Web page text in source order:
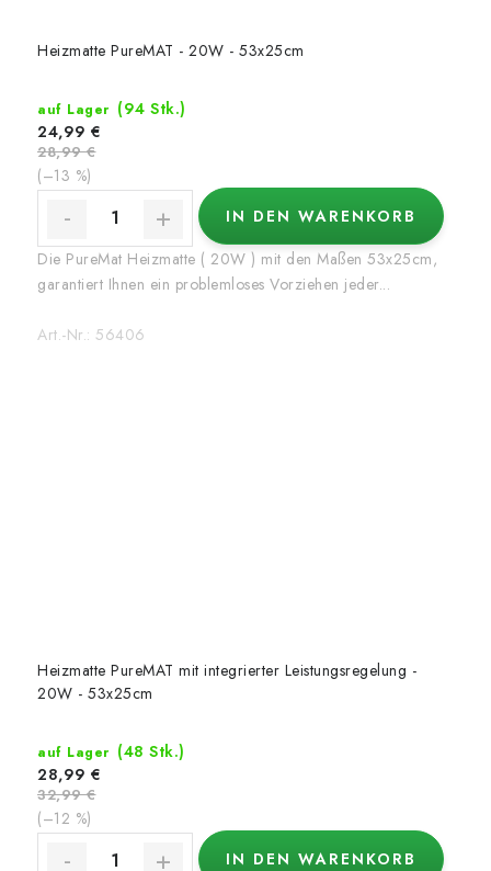
Heizmatte PureMAT - 20W - 53x25cm
auf Lager (94 Stk.)
24,99 €
28,99 €
(–13 %)
IN DEN WARENKORB
Die PureMat Heizmatte ( 20W ) mit den Maßen 53x25cm,
garantiert Ihnen ein problemloses Vorziehen jeder...
Art.-Nr.: 56406
Heizmatte PureMAT mit integrierter Leistungsregelung -
20W - 53x25cm
auf Lager (48 Stk.)
28,99 €
32,99 €
(–12 %)
IN DEN WARENKORB